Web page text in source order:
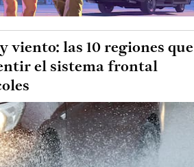
viento: las 10 regiones que
el sistema frontal